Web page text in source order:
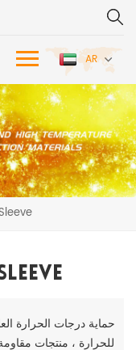
AR
حماية درجات الحرارة
للحرارة ، منتجات